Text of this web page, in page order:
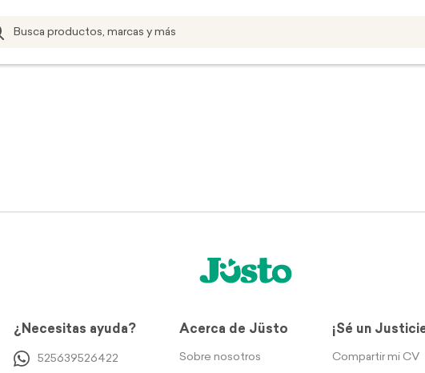
¿Necesitas ayuda?
525639526422
Acerca de Jüsto
Sobre nosotros
¡Sé un
Compartir mi CV